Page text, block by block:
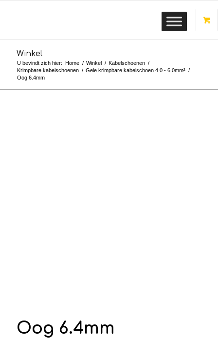
Winkel
U bevindt zich hier: Home / Winkel / Kabelschoenen /
Krimpbare kabelschoenen / Gele krimpbare kabelschoen 4.0 - 6.0mm² /
Oog 6.4mm
Oog 6.4mm